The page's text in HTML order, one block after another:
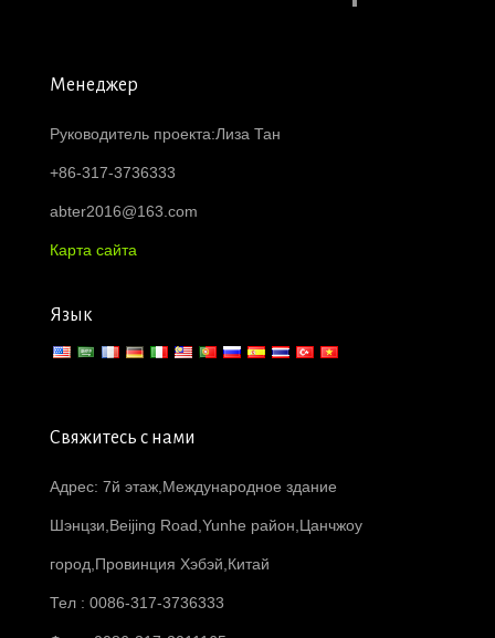
Менеджер
Руководитель проекта:Лиза Тан
+86-317-3736333
abter2016@163.com
Карта сайта
Язык
Свяжитесь с нами
Адрес: 7й этаж,Международное здание
Шэнцзи,Beijing Road,Yunhe район,Цанчжоу
город,Провинция Хэбэй,Китай
Тел : 0086-317-3736333